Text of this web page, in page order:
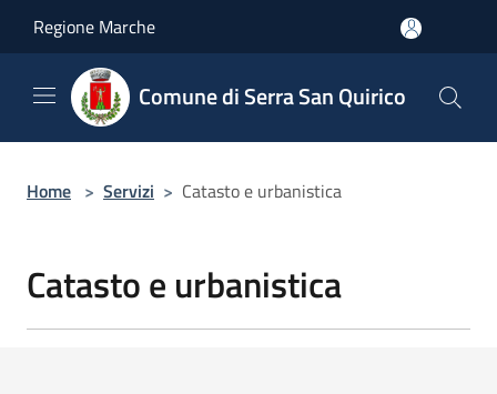
Regione Marche
Comune di Serra San Quirico
Home > Servizi > Catasto e urbanistica
Catasto e urbanistica